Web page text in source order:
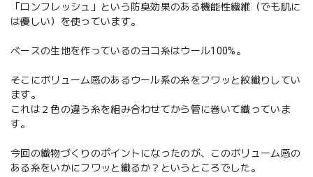
「ロンフレッシュ」という防臭効果のある機能性繊維（でも肌に
は優しい）を使っています。
ベースの生地を作っているのヨコ糸はウール100%。
そこにボリューム感のあるウール系の糸をフワッと紋織りしてい
ます。
これは２色の違う糸を組み合わせてから管に巻いて織っていま
す。
今回の織物づくりのポイントになったのが、このボリューム感の
ある糸をいかにフワッと織るか？というところでした。